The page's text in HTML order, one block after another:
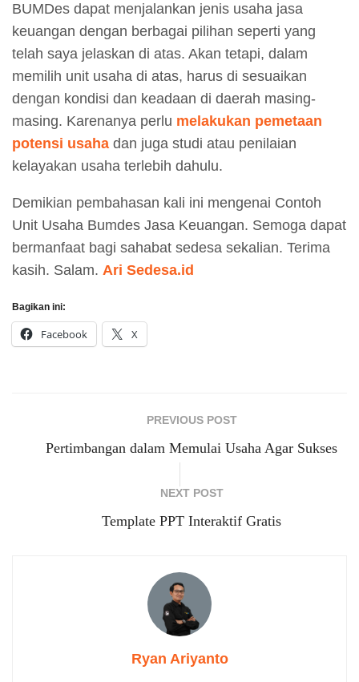
BUMDes dapat menjalankan jenis usaha jasa
keuangan dengan berbagai pilihan seperti yang
telah saya jelaskan di atas. Akan tetapi, dalam
memilih unit usaha di atas, harus di sesuaikan
dengan kondisi dan keadaan di daerah masing-
masing. Karenanya perlu melakukan pemetaan
potensi usaha dan juga studi atau penilaian
kelayakan usaha terlebih dahulu.
Demikian pembahasan kali ini mengenai Contoh
Unit Usaha Bumdes Jasa Keuangan. Semoga dapat
bermanfaat bagi sahabat sedesa sekalian. Terima
kasih. Salam. Ari Sedesa.id
Bagikan ini:
Facebook X
PREVIOUS POST
Pertimbangan dalam Memulai Usaha Agar Sukses
NEXT POST
Template PPT Interaktif Gratis
Ryan Ariyanto